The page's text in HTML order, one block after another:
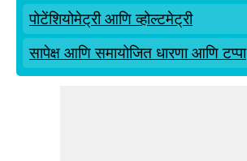
पोटेंशियोमेट्री आणि व्होल्टमेट्री
सापेक्ष आणि समायोजित धारणा आणि टप्पा